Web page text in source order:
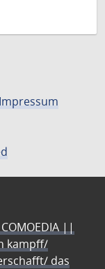
Impressum
||
kampff/
das